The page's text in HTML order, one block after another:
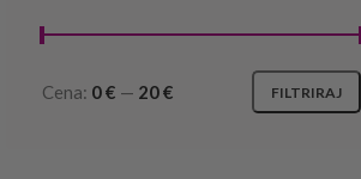
FILTRIRAJ
Cena: 0 € — 20 €